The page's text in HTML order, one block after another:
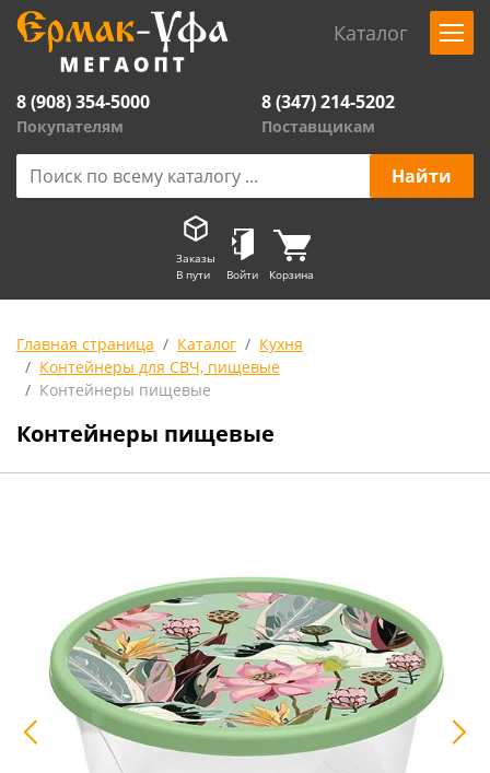
Каталог
8 (908) 354-5000
Покупателям
8 (347) 214-5202
Поставщикам
Заказы
В пути
Войти Корзина
Главная страница Каталог
Кухня
Контейнеры для СВЧ, пищевые
Контейнеры пищевые
Контейнеры пищевые